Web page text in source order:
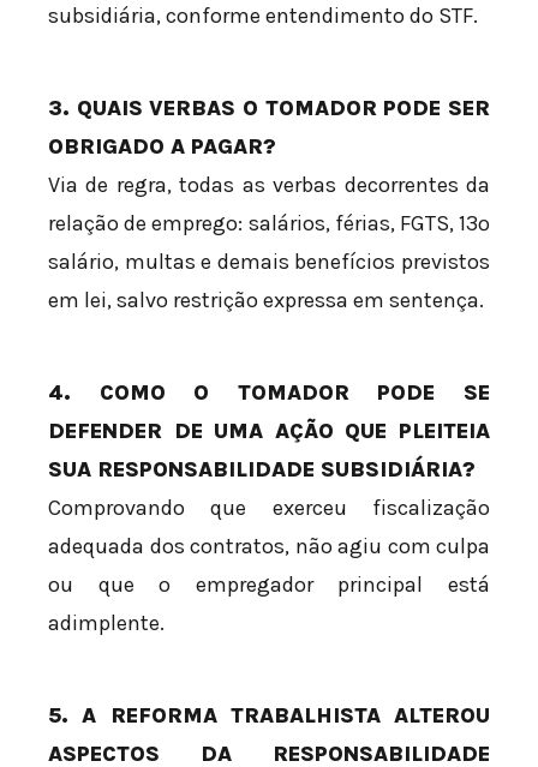
subsidiária, conforme entendimento do STF.
3. QUAIS VERBAS O TOMADOR PODE SER
OBRIGADO A PAGAR?
Via de regra, todas as verbas decorrentes da
relação de emprego: salários, férias, FGTS, 13º
salário, multas e demais benefícios previstos
em lei, salvo restrição expressa em sentença.
4. COMO O TOMADOR PODE SE
DEFENDER DE UMA AÇÃO QUE PLEITEIA
SUA RESPONSABILIDADE SUBSIDIÁRIA?
Comprovando que exerceu fiscalização
adequada dos contratos, não agiu com culpa
ou que o empregador principal está
adimplente.
5. A REFORMA TRABALHISTA ALTEROU
ASPECTOS DA RESPONSABILIDADE